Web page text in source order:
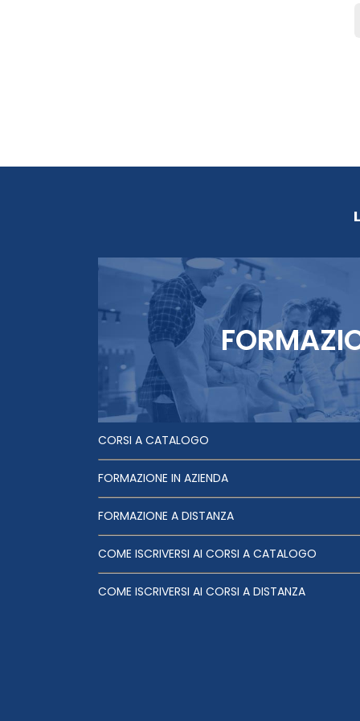
CORSI A CATALOGO
FORMAZIONE IN AZIENDA
FORMAZIONE A DISTANZA
COME ISCRIVERSI AI CORSI A CATALOGO
COME ISCRIVERSI AI CORSI A DISTANZA